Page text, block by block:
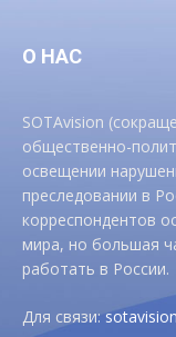
О НАС
SOTAvision
общественно-
освещении
преследовании в
корреспондентов
мира, но большая
работать в России.
Для связи: